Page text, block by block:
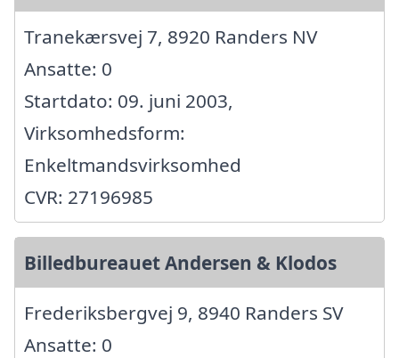
Tranekærsvej 7, 8920 Randers NV
Ansatte: 0
Startdato: 09. juni 2003,
Virksomhedsform:
Enkeltmandsvirksomhed
CVR: 27196985
Billedbureauet Andersen & Klodos
Frederiksbergvej 9, 8940 Randers SV
Ansatte: 0